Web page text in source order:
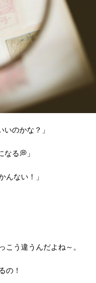
のかな？」
る💭」
んない！」
う違うんだよね～。
の！